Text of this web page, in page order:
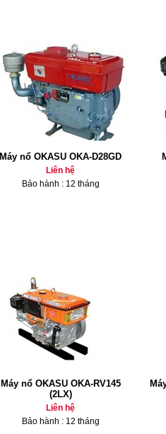
Máy nổ OKASU OKA-D28GD
Liên hệ
Bảo hành : 12 tháng
Máy nổ OKASU OKA-RV145
(2LX)
Liên hệ
Bảo hành : 12 tháng